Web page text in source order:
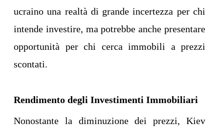
ucraino una realtà di grande incertezza per chi
intende investire, ma potrebbe anche presentare
opportunità per chi cerca immobili a prezzi
scontati.
Rendimento degli Investimenti Immobiliari
Nonostante la diminuzione dei prezzi, Kiev